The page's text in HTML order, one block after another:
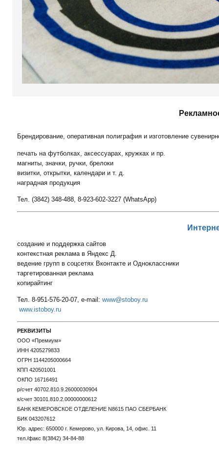
Брендирование, оперативная полиграфия и изготовление
печать на футболках, аксессуарах, кружках и пр.
магниты, значки, ручки, брелоки
визитки, открытки, календари и т. д.
наградная продукция
Тел. (3842) 348-488, 8-923-602-3227 (WhatsApp)
создание и поддержка сайтов
контекстная реклама в Яндекс Д.
ведение групп в соцсетях Вконтакте и Одноклассники
таргетированная реклама
копирайтинг
Тел. 8-951-576-20-07, e-mail: www@stoboy.ru
www.istoboy.ru
РЕКВИЗИТЫ
ООО «Премиум»
ИНН 4205279833
ОГРН 1144205000664
КПП 420501001
ОКПО 16716491
р/счет 40702.810.9.26000030904
к/счет 30101.810.2.00000000612
БАНК КЕМЕРОВСКОЕ ОТДЕЛЕНИЕ N8615 ПАО СБЕРБАНК
БИК 043207612
Юр. адрес: 650000 г. Кемерово, ул. Кирова, 14, офис. 11
тел./факс 8(3842) 34-84-88